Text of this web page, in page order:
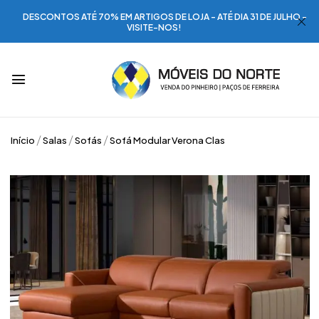
DESCONTOS ATÉ 70% EM ARTIGOS DE LOJA - ATÉ DIA 31 DE JULHO -
VISITE-NOS!
Início Salas Sofás Sofá Modular Verona Clas